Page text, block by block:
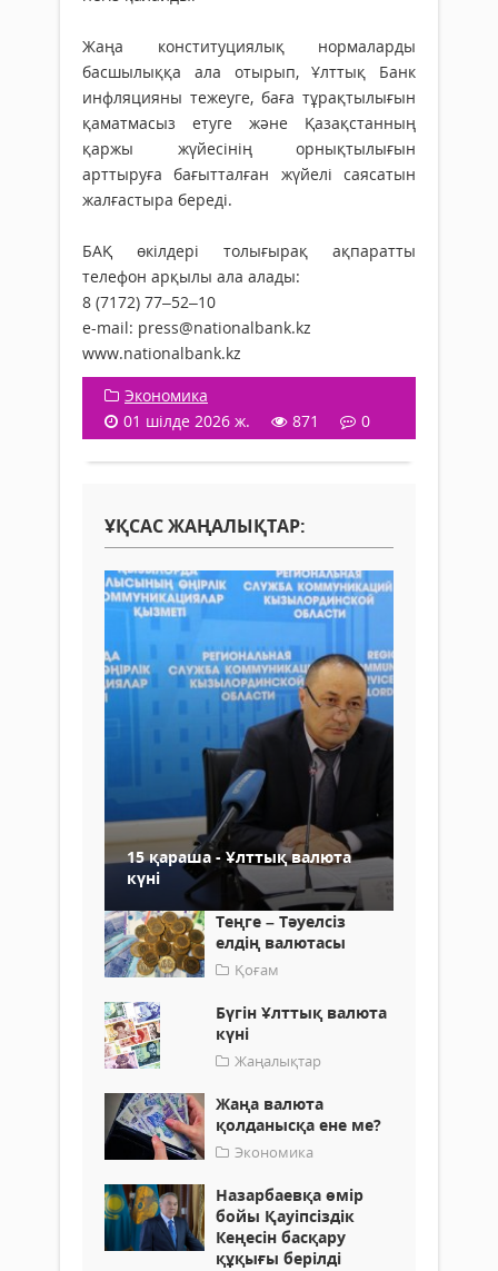
Жаңа конституциялық нормаларды
басшылыққа ала отырып, Ұлттық Банк
инфляцияны тежеуге, баға тұрақтылығын
қаматмасыз етуге және Қазақстанның
қаржы жүйесінің орнықтылығын
арттыруға бағытталған жүйелі саясатын
жалғастыра береді.
БАҚ өкілдері толығырақ ақпаратты
телефон арқылы ала алады:
8 (7172) 77–52–10
e-mail: press@nationalbank.kz
www.nationalbank.kz
Экономика
01 шілде 2026 ж.
871 0
ҰҚСАС ЖАҢАЛЫҚТАР:
15 қараша - Ұлттық валюта
күні
Теңге – Тәуелсіз
елдің валютасы
Қоғам
Бүгін Ұлттық валюта
күні
Жаңалықтар
Жаңа валюта
қолданысқа ене ме?
Экономика
Назарбаевқа өмір
бойы Қауіпсіздік
Кеңесін басқару
құқығы берілді